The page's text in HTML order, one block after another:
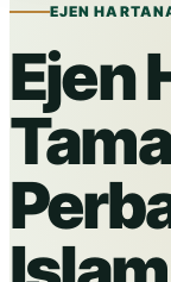
EJEN
Ejen